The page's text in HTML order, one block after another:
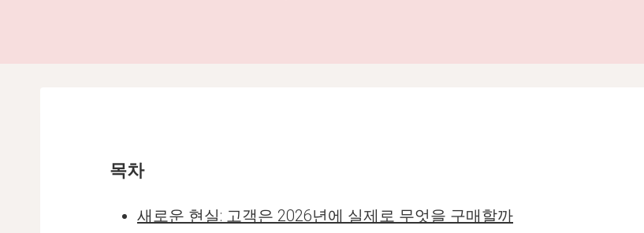
목차
새로운 현실: 고객은 2026년에 실제로 무엇을 구매할까